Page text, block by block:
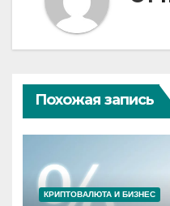
Похожая запись
КРИПТОВАЛЮТА И БИЗНЕС